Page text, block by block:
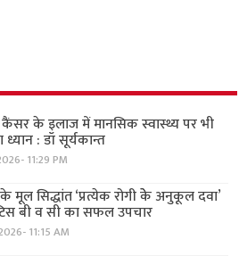
के इलाज में मानसिक स्वास्थ्य पर भी
ध्यान : डॉ सूर्यकान्त
11:29 PM
के मूल सिद्धांत ‘प्रत्येक रोगी केे अनुकूल दवा’
बी व सी का सफल उपचार
11:15 AM